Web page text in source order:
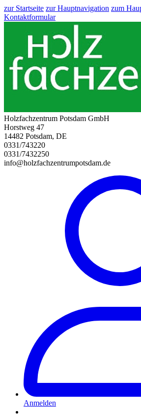
zur Startseite zur Hauptnavigation zum
Kontaktformular
Holzfachzentrum Potsdam GmbH
Horstweg 47
14482 Potsdam, DE
0331/743220
0331/7432250
info@holzfachzentrumpotsdam.de
Anmelden